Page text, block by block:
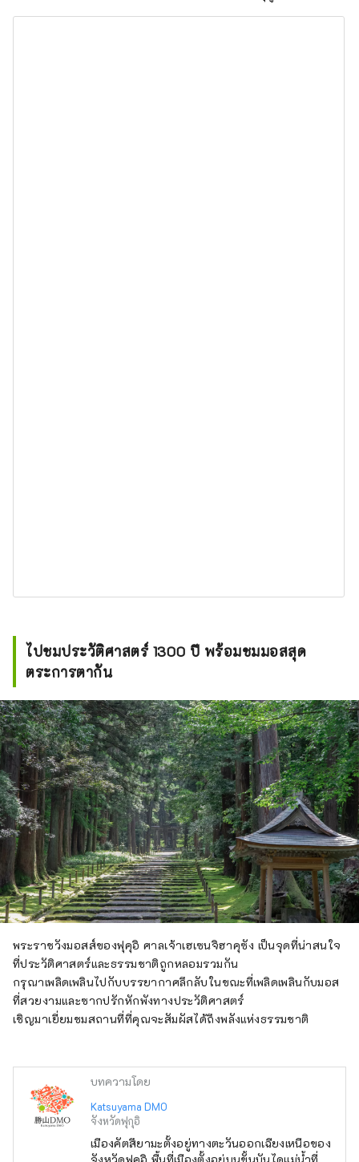
ไปชมประวัติศาสตร์ 1300 ปี พร้อมชมมอสสุด
ตระการตากัน
พระราชวังมอสส์ของฟุคุอิ ศาลเจ้าเฮเซนจิฮาคุซัง เป็นจุดที่น่าสนใจ
ที่ประวัติศาสตร์และธรรมชาติถูกหลอมรวมกัน
กรุณาเพลิดเพลินไปกับบรรยากาศลึกลับในขณะที่เพลิดเพลินกับมอส
ที่สวยงามและซากปรักหักพังทางประวัติศาสตร์
เชิญมาเยี่ยมชมสถานที่ที่คุณจะสัมผัสได้ถึงพลังแห่งธรรมชาติ
บทความโดย
Katsuyama DMO
จังหวัดฟุกุอิ
เมืองคัตสึยามะตั้งอยู่ทางตะวันออกเฉียงเหนือของ
จังหวัดฟุคุอิ พื้นที่เมืองตั้งอยู่บนขั้นบันไดแม่น้ำที่